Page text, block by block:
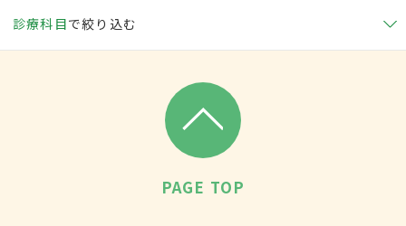
診療科目で絞り込む
PAGE TOP